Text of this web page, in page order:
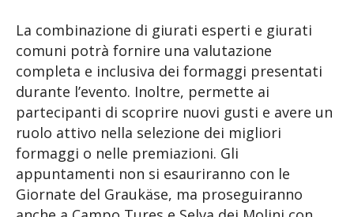
La combinazione di giurati esperti e giurati
comuni potrà fornire una valutazione
completa e inclusiva dei formaggi presentati
durante l’evento. Inoltre, permette ai
partecipanti di scoprire nuovi gusti e avere un
ruolo attivo nella selezione dei migliori
formaggi o nelle premiazioni. Gli
appuntamenti non si esauriranno con le
Giornate del Graukäse, ma proseguiranno